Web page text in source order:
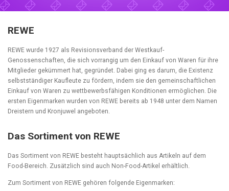
REWE
REWE wurde 1927 als Revisionsverband der Westkauf-
Genossenschaften, die sich vorrangig um den Einkauf von Waren für ihre
Mitglieder gekümmert hat, gegründet. Dabei ging es darum, die Existenz
selbstständiger Kaufleute zu fördern, indem sie den gemeinschaftlichen
Einkauf von Waren zu wettbewerbsfähigen Konditionen ermöglichen. Die
ersten Eigenmarken wurden von REWE bereits ab 1948 unter dem Namen
Dreistern und Kronjuwel angeboten.
Das Sortiment von REWE
Das Sortiment von REWE besteht hauptsächlich aus Artikeln auf dem
Food-Bereich. Zusätzlich sind auch Non-Food-Artikel erhältlich.
Zum Sortiment von REWE gehören folgende Eigenmarken: